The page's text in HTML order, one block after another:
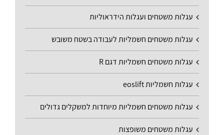
עגלות משטחים ועגלות הידראוליות
עגלות משטחים חשמליות לעבודה בשטח משובש
עגלות משטחים חשמליות דגם R
עגלות חשמליות eoslift
עגלות משטחים חשמליות מיוחדות למשקלים גדולים
עגלות משטחים משופצות